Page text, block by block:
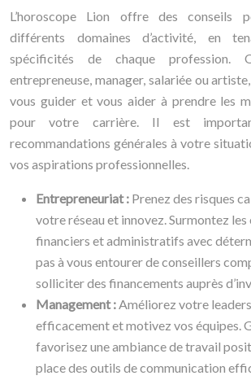
L’horoscope Lion offre des conseils
différents domaines d’activité, en
spécificités de chaque profession.
entrepreneuse, manager, salariée ou
vous guider et vous aider à prendre les
pour votre carrière. Il est
recommandations générales à votre
vos aspirations professionnelles.
Entrepreneuriat : Prenez des risques
votre réseau et innovez. Surmontez
financiers et administratifs avec
pas à vous entourer de conseillers
solliciter des financements auprès
Management :Améliorez votre
efficacement et motivez vos équipes.
favorisez une ambiance de travail
place des outils de communication